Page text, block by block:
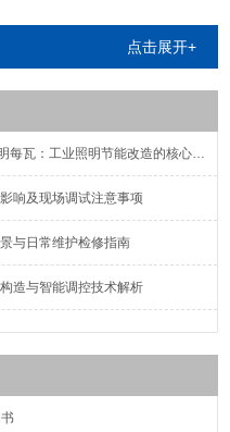
点击展开+
欧司朗LED天棚灯系统光效突破140流明每瓦：工业照明节能改造的核心指标解析
响及现场调试注意事项
与日常维护检修指南
造与智能调控技术解析